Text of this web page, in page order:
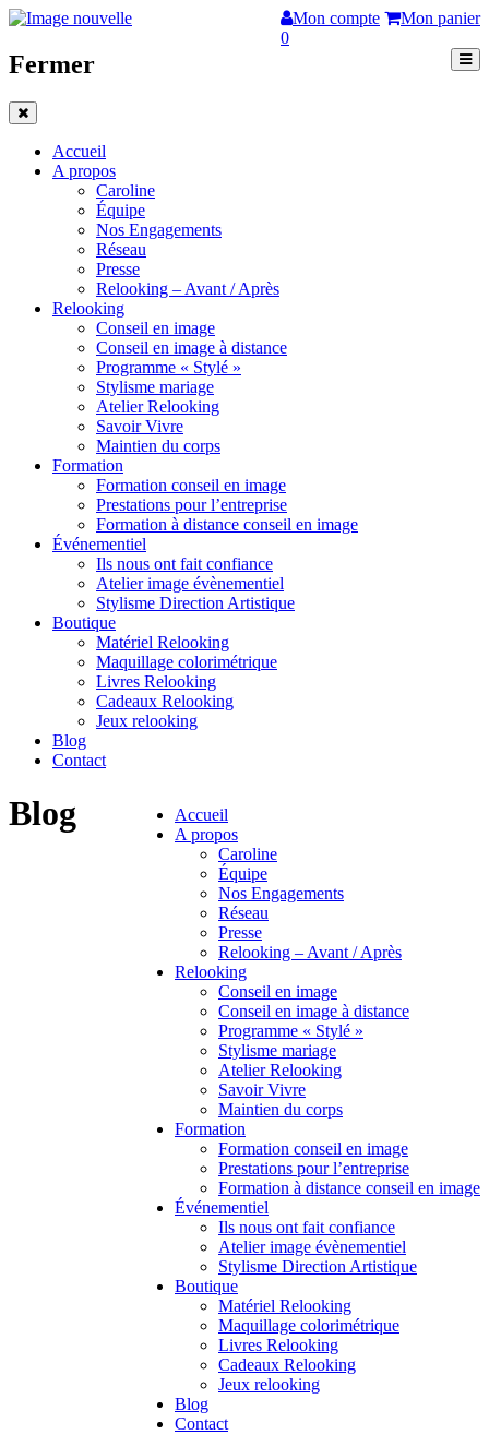
Mon compte
Mon panier
0
Fermer
Accueil
A propos
Caroline
Équipe
Nos Engagements
Réseau
Presse
Relooking – Avant / Après
Relooking
Conseil en image
Conseil en image à distance
Programme « Stylé »
Stylisme mariage
Atelier Relooking
Savoir Vivre
Maintien du corps
Formation
Formation conseil en image
Prestations pour l’entreprise
Formation à distance conseil en image
Événementiel
Ils nous ont fait confiance
Atelier image évènementiel
Stylisme Direction Artistique
Boutique
Matériel Relooking
Maquillage colorimétrique
Livres Relooking
Cadeaux Relooking
Jeux relooking
Blog
Contact
Accueil
A propos
Caroline
Équipe
Nos Engagements
Réseau
Presse
Relooking – Avant / Après
Relooking
Conseil en image
Conseil en image à distance
Programme « Stylé »
Stylisme mariage
Atelier Relooking
Savoir Vivre
Maintien du corps
Formation
Formation conseil en image
Prestations pour l’entreprise
Formation à distance conseil en image
Événementiel
Ils nous ont fait confiance
Atelier image évènementiel
Stylisme Direction Artistique
Boutique
Matériel Relooking
Maquillage colorimétrique
Livres Relooking
Cadeaux Relooking
Jeux relooking
Blog
Contact
Blog